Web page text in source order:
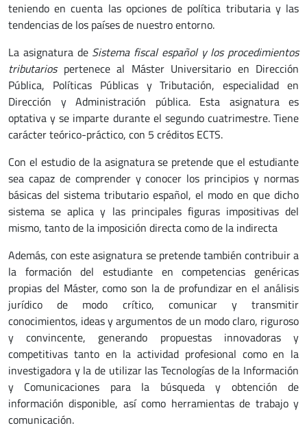
teniendo en cuenta las opciones de política tributaria y las
tendencias de los países de nuestro entorno.
La asignatura de Sistema fiscal español y los procedimientos
tributariospertenece al Máster Universitario en Dirección
Pública, Políticas Públicas y Tributación, especialidad en
Dirección y Administración pública. Esta asignatura es
optativa y se imparte durante el segundo cuatrimestre. Tiene
carácter teórico-práctico, con 5 créditos ECTS.
Con el estudio de la asignatura se pretende que el estudiante
sea capaz de comprender y conocer los principios y normas
básicas del sistema tributario español, el modo en que dicho
sistema se aplica y las principales figuras impositivas del
mismo, tanto de la imposición directa como de la indirecta
Además, con este asignatura se pretende también contribuir a
la formación del estudiante en competencias genéricas
propias del Máster, como son la de profundizar en el análisis
jurídico de modo crítico, comunicar y transmitir
conocimientos, ideas y argumentos de un modo claro, riguroso
y convincente, generando propuestas innovadoras y
competitivas tanto en la actividad profesional como en la
investigadora y la de utilizar las Tecnologías de la Información
y Comunicaciones para la búsqueda y obtención de
información disponible, así como herramientas de trabajo y
comunicación.